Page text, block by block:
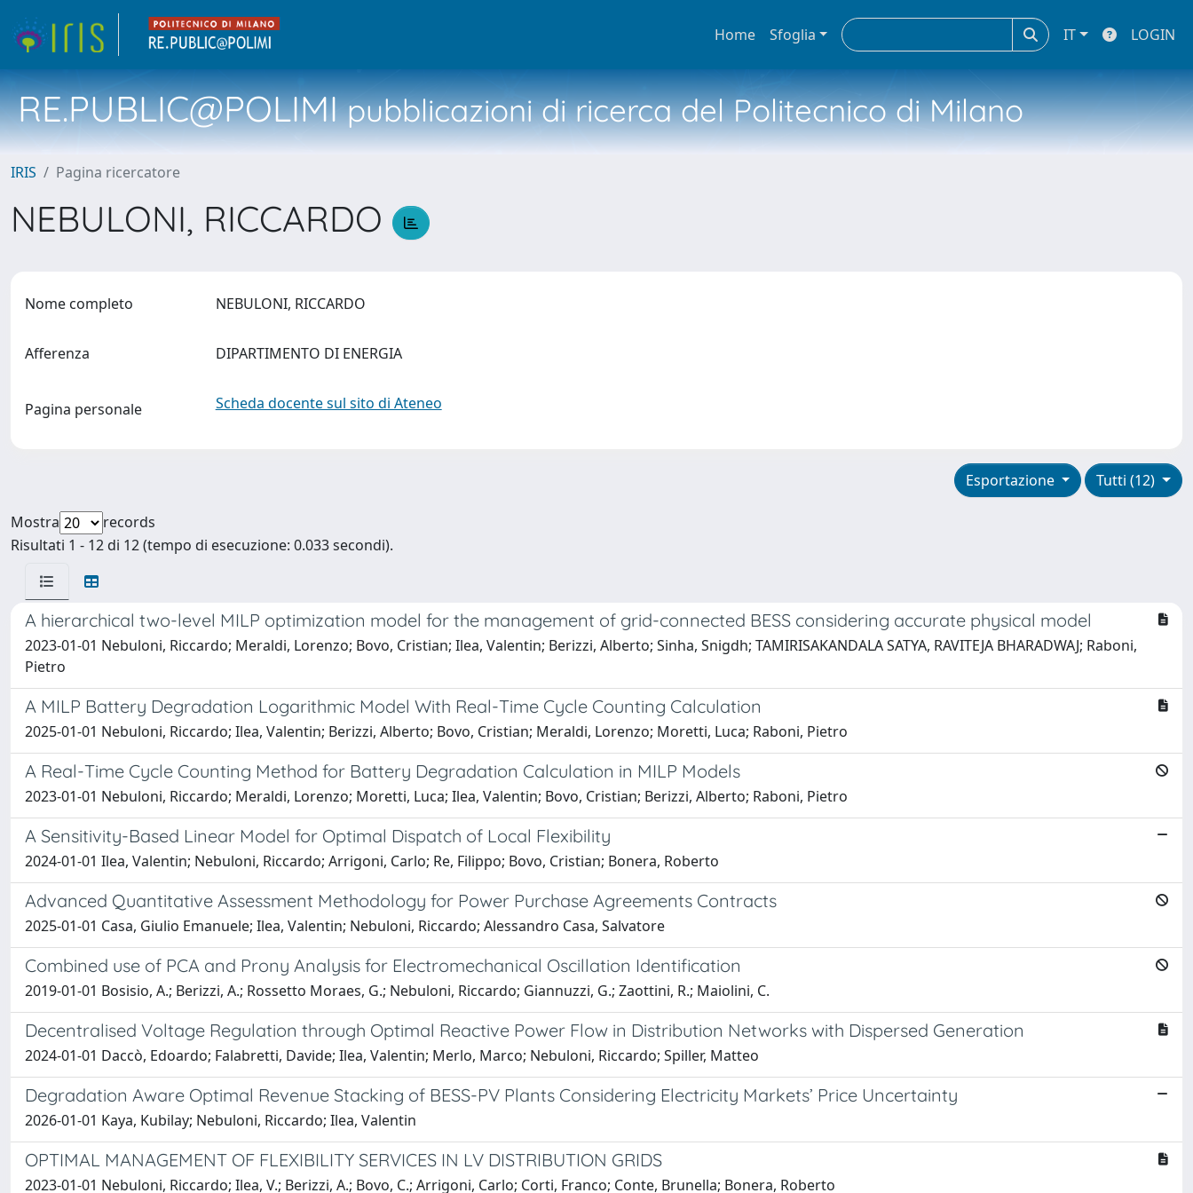
Home Sfoglia IT LOGIN
RE.PUBLIC@POLIMIpubblicazioni di ricerca del Politecnico di Milano
IRIS Pagina ricercatore
NEBULONI, RICCARDO
Nome completo NEBULONI, RICCARDO
Afferenza DIPARTIMENTO DI ENERGIA
Pagina personale Scheda docente sul sito di Ateneo
Tutti (12)
Esportazione
Mostra
records
Risultati 1 - 12 di 12 (tempo di esecuzione: 0.033 secondi).
A hierarchical two-level MILP optimization model for the management of grid-connected BESS considering accurate physical model
2023-01-01 Nebuloni, Riccardo; Meraldi, Lorenzo; Bovo, Cristian; Ilea, Valentin; Berizzi, Alberto; Sinha, Snigdh; TAMIRISAKANDALA SATYA, RAVITEJA BHARADWAJ; Raboni,
Pietro
A MILP Battery Degradation Logarithmic Model With Real-Time Cycle Counting Calculation
2025-01-01 Nebuloni, Riccardo; Ilea, Valentin; Berizzi, Alberto; Bovo, Cristian; Meraldi, Lorenzo; Moretti, Luca; Raboni, Pietro
A Real-Time Cycle Counting Method for Battery Degradation Calculation in MILP Models
2023-01-01 Nebuloni, Riccardo; Meraldi, Lorenzo; Moretti, Luca; Ilea, Valentin; Bovo, Cristian; Berizzi, Alberto; Raboni, Pietro
A Sensitivity-Based Linear Model for Optimal Dispatch of Local Flexibility
2024-01-01 Ilea, Valentin; Nebuloni, Riccardo; Arrigoni, Carlo; Re, Filippo; Bovo, Cristian; Bonera, Roberto
Advanced Quantitative Assessment Methodology for Power Purchase Agreements Contracts
2025-01-01 Casa, Giulio Emanuele; Ilea, Valentin; Nebuloni, Riccardo; Alessandro Casa, Salvatore
Combined use of PCA and Prony Analysis for Electromechanical Oscillation Identification
2019-01-01 Bosisio, A.; Berizzi, A.; Rossetto Moraes, G.; Nebuloni, Riccardo; Giannuzzi, G.; Zaottini, R.; Maiolini, C.
Decentralised Voltage Regulation through Optimal Reactive Power Flow in Distribution Networks with Dispersed Generation
2024-01-01 Daccò, Edoardo; Falabretti, Davide; Ilea, Valentin; Merlo, Marco; Nebuloni, Riccardo; Spiller, Matteo
Degradation Aware Optimal Revenue Stacking of BESS-PV Plants Considering Electricity Markets’ Price Uncertainty
2026-01-01 Kaya, Kubilay; Nebuloni, Riccardo; Ilea, Valentin
OPTIMAL MANAGEMENT OF FLEXIBILITY SERVICES IN LV DISTRIBUTION GRIDS
2023-01-01 Nebuloni, Riccardo; Ilea, V.; Berizzi, A.; Bovo, C.; Arrigoni, Carlo; Corti, Franco; Conte, Brunella; Bonera, Roberto